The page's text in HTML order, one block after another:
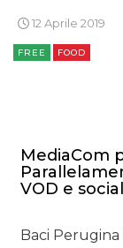
OPINIONI
12 Aprile 2019
FREE FOOD
MediaCom
VOD e
Baci